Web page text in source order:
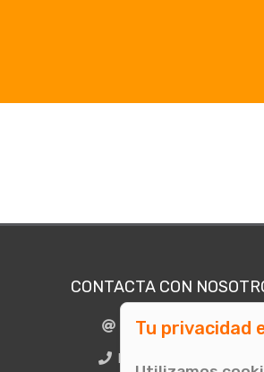
CONTACTA CON
info@comunicae.com
BCN + 34 931 702 774
Tu privacidad